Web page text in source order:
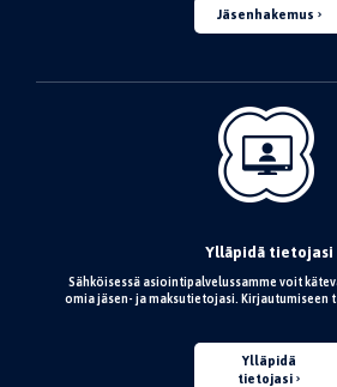
Jäsenhakemus
Ylläpidä tietojasi
Sähköisessä asiointipalvelussamme voit
omia jäsen- ja maksutietojasi. Kirjautumiseen
Ylläpidä
tietojasi